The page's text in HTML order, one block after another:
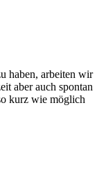
haben, arbeiten wir
aber auch spontan
kurz wie möglich